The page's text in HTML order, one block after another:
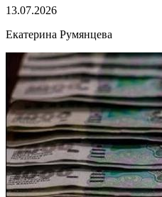
13.07.2026
Екатерина Румянцева